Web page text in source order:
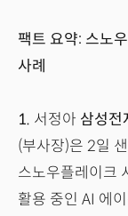
팩트 요약: 스노
사례
1. 서정아 삼성전
(부사장)은 2일
스노우플레이크
활용 중인 AI 에